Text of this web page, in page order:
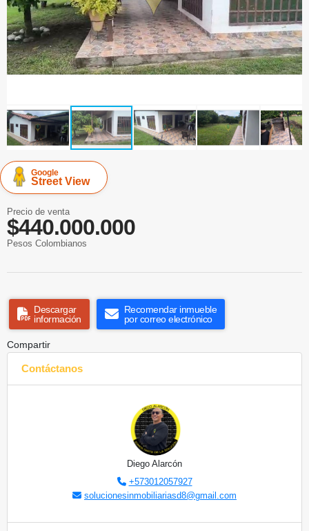
Google
Street View
Precio de venta
$440.000.000
Pesos Colombianos
Descargar
información
Recomendar inmueble
por correo electrónico
Compartir
Contáctanos
Diego Alarcón
+573012057927
solucionesinmobiliariasd8@gmail.com